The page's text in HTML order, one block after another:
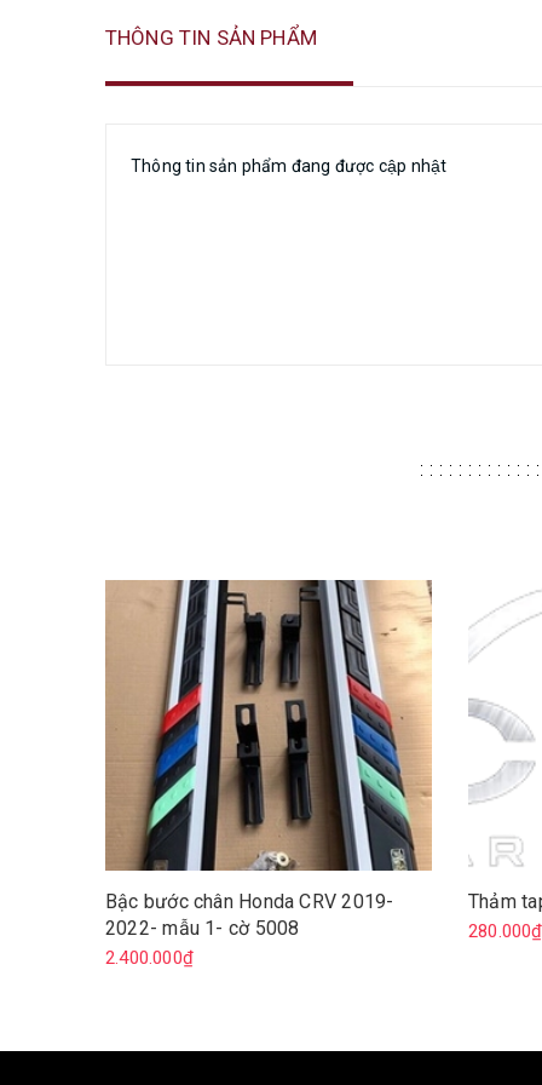
THÔNG TIN SẢN PHẨM
Thông tin sản phẩm đang được cập nhật
Bậc bước chân Honda CRV 2019-
2022- mẫu 1- cờ 5008
2.400.000₫
Thảm
280.000₫